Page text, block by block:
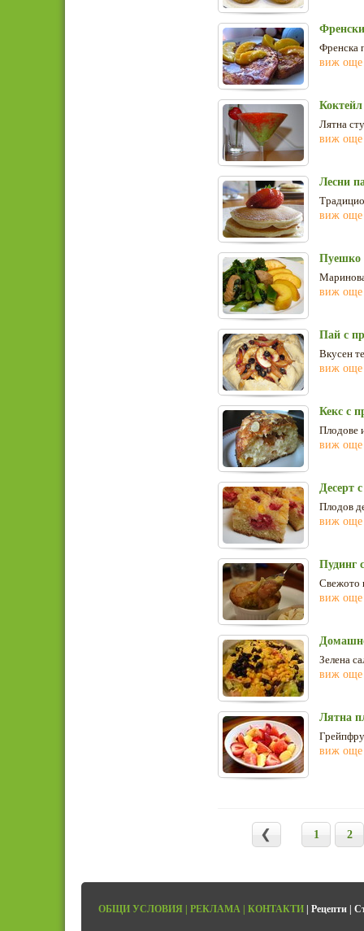
Френска
виж още
Лятна
виж още
Лесни
виж още
Пуешко
виж още
Пай с
Вкусен
виж още
Кекс с
Плодове
виж още
Десерт
Плодов
виж още
Пудинг
Свежото
виж още
Зелена
виж още
Лятна
виж още
1 2
ОБЩИ УСЛОВИЯ РЕКЛАМА КОНТАКТИ Рецепти